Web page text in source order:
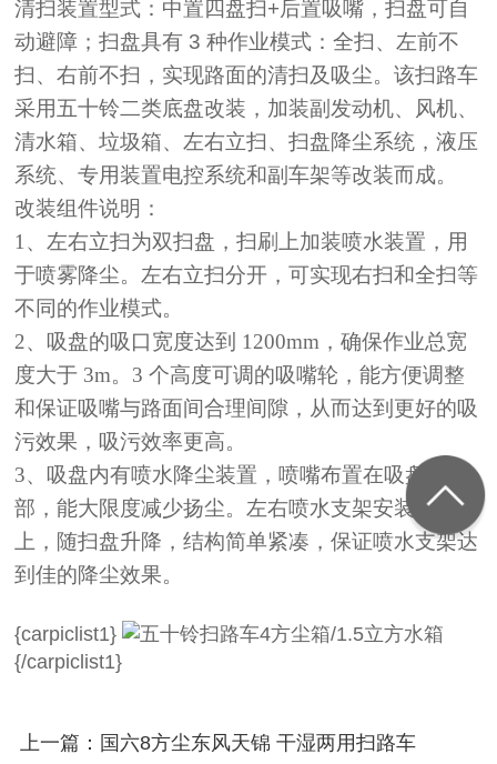
清扫装置型式：中置四盘扫+后置吸嘴，扫盘可自
动避障；扫盘具有 3种作业模式：全扫、左前不
扫、右前不扫，实现路面的清扫及吸尘。该扫路车
采用五十铃二类底盘改装，加装副发动机、风机、
清水箱、垃圾箱、左右立扫、扫盘降尘系统，液压
系统、专用装置电控系统和副车架等改装而成。
改装组件说明：
1 、左右立扫为双扫盘，扫刷上加装喷水装置，用
于喷雾降尘。左右立扫分开，可实现右扫和全扫等
不同的作业模式。
2、吸盘的吸口宽度达到 1200mm ，确保作业总宽
度大于 3m。 3个高度可调的吸嘴轮，能方便调整
和保证吸嘴与路面间合理间隙，从而达到 更好的吸
污效果，吸污效率更高。
3、吸盘内有喷水降尘装置，喷嘴布置在吸盘内
部，能大限度减少扬尘。左右喷水支架安装在扫盘
上，随扫盘升降，结构简单紧凑，保证喷水支架达
到佳的降尘效果。
{carpiclist1}
{/carpiclist1}
上一篇：国六8方尘东风天锦 干湿两用扫路车